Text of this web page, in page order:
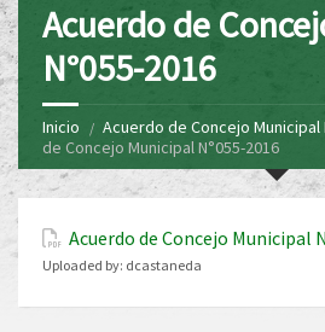
Acuerdo de
N°055-2016
Inicio Acuerdo de Concejo Municipal
de Concejo Municipal N°055-2016
Acuerdo de Concejo Municipal
Uploaded by: dcastaneda